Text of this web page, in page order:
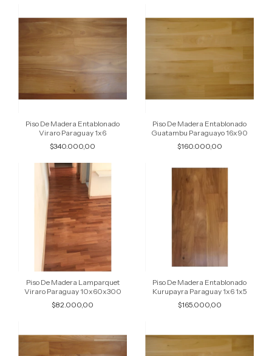
Piso De Madera Entablonado
Viraro Paraguay 1x6
$340.000,00
Piso De Madera Entablonado
Guatambu Paraguayo 16x90
$160.000,00
Piso De Madera Lamparquet
Viraro Paraguay 10x60x300
$82.000,00
Piso De Madera Entablonado
Kurupayra Paraguay 1x6 1x5
$165.000,00